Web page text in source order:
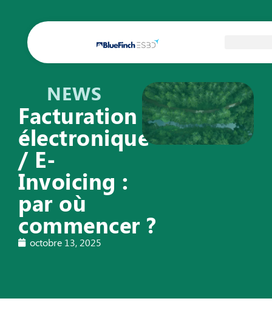
NEWS
Facturation
électronique
/ E-
Invoicing :
par où
commencer ?
octobre 13, 2025